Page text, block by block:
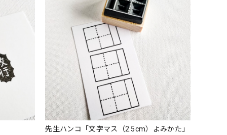
先生ハンコ「文字マス（2.5cm）よみかた」